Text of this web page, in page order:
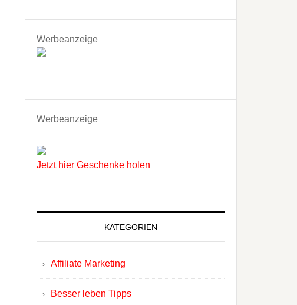
Werbeanzeige
Werbeanzeige
Jetzt hier Geschenke holen
KATEGORIEN
Affiliate Marketing
Besser leben Tipps